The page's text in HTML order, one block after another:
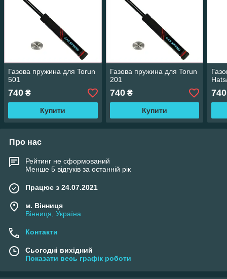
Газова пружина для Torun
501
740 ₴
Купити
Газова пружина для Torun
201
740₴
Купити
740
Про нас
Рейтинг не сформований
Менше 5 відгуків за останній рік
Працює з 24.07.2021
м. Вінниця
Вінниця, Україна
Контакти
Сьогодні вихідний
Показати весь графік роботи